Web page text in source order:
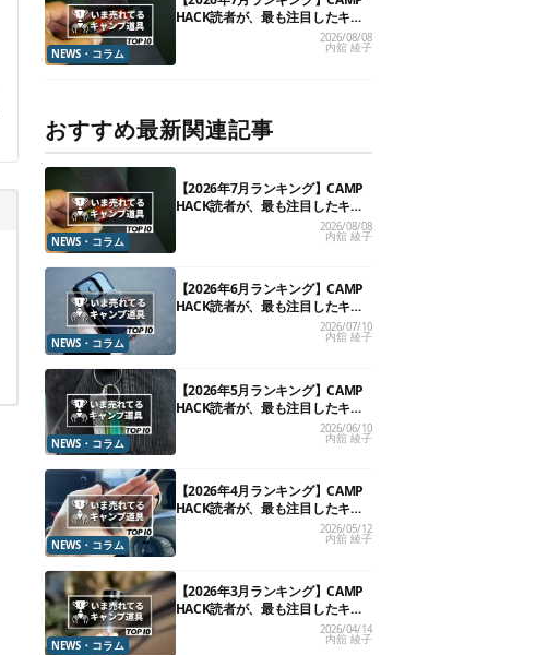
NEWS・コラム
HACK読者が、最も注目したキャ
2026/08/08
内舘 綾子
おすすめ最新関連記事
NEWS・コラム
【2026年7月ランキング】CAMP
HACK読者が、最も注目したキャ
2026/08/08
内舘 綾子
NEWS・コラム
【2026年6月ランキング】CAMP
HACK読者が、最も注目したキャ
2026/07/10
内舘 綾子
NEWS・コラム
【2026年5月ランキング】CAMP
HACK読者が、最も注目したキャ
ンプ道具TOP10
2026/06/10
内舘 綾子
NEWS・コラム
【2026年4月ランキング】CAMP
HACK読者が、最も注目したキャ
ンプ道具TOP10
2026/05/12
内舘 綾子
NEWS・コラム
【2026年3月ランキング】CAMP
HACK読者が、最も注目したキャ
ンプ道具TOP10
2026/04/14
内舘 綾子